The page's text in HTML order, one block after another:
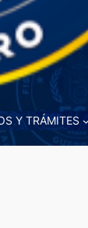
Y TRÁMITES